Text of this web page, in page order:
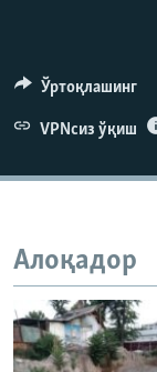
Ўртоқлашинг
VPNсиз ўқиш
Алоқадор